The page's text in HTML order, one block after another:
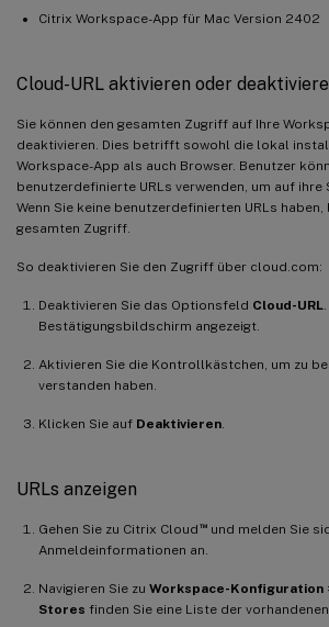
Citrix Workspace-App für Mac Version 2402
Cloud-URL aktivieren oder
Sie können den gesamten Zugriff auf Ihre
deaktivieren. Dies betrifft sowohl die lokal
Workspace-App als auch Browser. Benutzer
benutzerdefinierte URLs verwenden, um auf ihre
Wenn Sie keine benutzerdefinierten URLs
gesamten Zugriff.
So deaktivieren Sie den Zugriff über cloud.com:
Deaktivieren Sie das Optionsfeld Cloud-URL
Bestätigungsbildschirm angezeigt.
Aktivieren Sie die Kontrollkästchen, um zu
verstanden haben.
Klicken Sie auf Deaktivieren
URLs anzeigen
Gehen Sie zu Citrix Cloud ™und melden Sie
Anmeldeinformationen an.
Navigieren Sie zu Workspace-Konfiguration
Stores finden Sie eine Liste der vorhandenen